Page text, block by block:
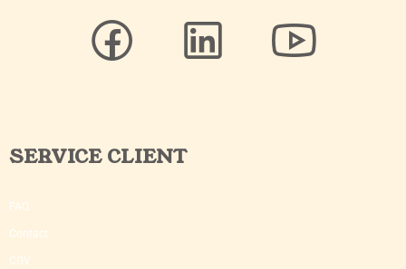
SERVICE CLIENT
FAQ
Contact
CGV